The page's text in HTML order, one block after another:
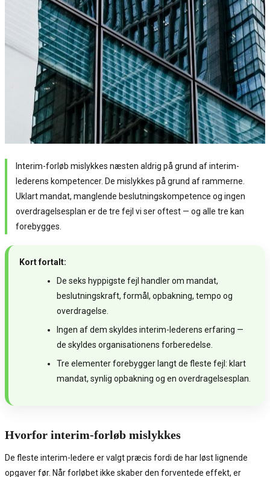
Interim-forløb mislykkes næsten aldrig på grund af interim-
lederens kompetencer. De mislykkes på grund af rammerne.
Uklart mandat, manglende beslutningskompetence og ingen
overdragelsesplan er de tre fejl vi ser oftest — og alle tre kan
forebygges.
Kort fortalt:
De seks hyppigste fejl handler om mandat,
beslutningskraft, formål, opbakning, tempo og
overdragelse.
Ingen af dem skyldes interim-lederens erfaring —
de skyldes organisationens forberedelse.
Tre elementer forebygger langt de fleste fejl: klart
mandat, synlig opbakning og en overdragelsesplan.
Hvorfor interim-forløb mislykkes
De fleste interim-ledere er valgt præcis fordi de har løst lignende
opgaver før. Når forløbet ikke skaber den forventede effekt, er